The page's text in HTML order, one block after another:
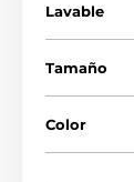
Lavable
Tamaño
Color